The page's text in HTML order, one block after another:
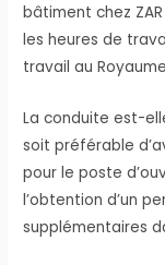
bâtiment chez
les heures de
travail au
La conduite est-
soit préférable
pour le poste
l’obtention d’un
supplémentaires